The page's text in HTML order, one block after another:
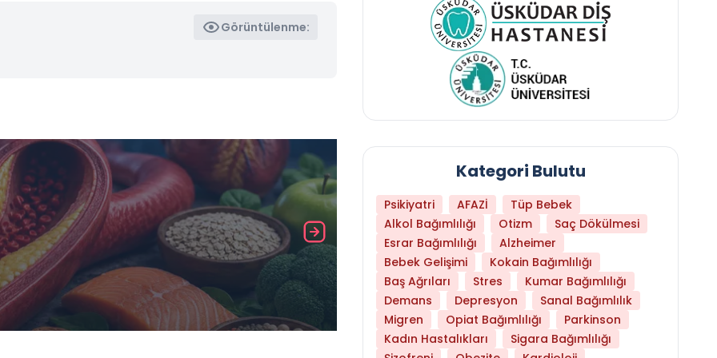
Görüntülenme:
Daha Az Protein Tüketmek Yaşlanmayı
Kategori Bulutu
Psikiyatri AFAZİ
Tüp Bebek
Alkol Bağımlılığı
Otizm
Saç Dökülmesi
Esrar Bağımlılığı
Alzheimer
Bebek Gelişimi
Kokain Bağımlılığı
Baş Ağrıları
Stres
Kumar Bağımlılığı
Demans
Depresyon
Sanal Bağımlılık
Migren
Opiat Bağımlılığı
Parkinson
Kadın Hastalıkları
Sigara Bağımlılığı